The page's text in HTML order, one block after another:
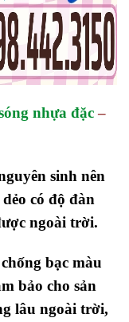
nhựa đặc–
sinh nên
có độ đàn
ngoài trời.
bạc màu
bảo cho sản
lâu ngoài trời,